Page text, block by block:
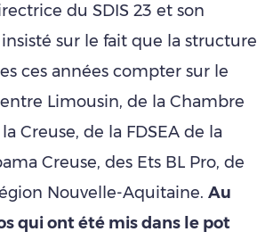
du SDIS 23 et son
sur le fait que la structure
ces années compter sur le
Limousin, de la Chambre
Creuse, de la FDSEA de la
Creuse, des Ets BL Pro, de
Nouvelle-Aquitaine. Au
qui ont été mis dans le pot